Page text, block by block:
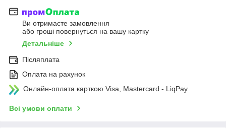
Ви отримаєте замовлення
або гроші повернуться на вашу картку
Детальніше
Післяплата
Оплата на рахунок
Онлайн-оплата карткою Visa, Mastercard - LiqPay
Всі умови оплати